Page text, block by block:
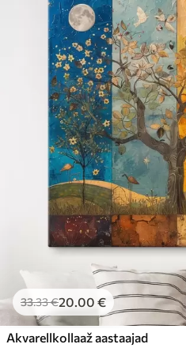
33.33€20.00 €
Akvarellkollaaž aastaajad